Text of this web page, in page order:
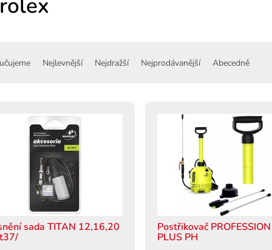
Nejlevnější Nejdražší Nejprodávanější Abecedně
sada TITAN 12,16,20 Postřikovač
PLUS PH